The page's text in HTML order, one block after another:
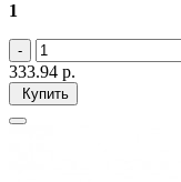
1
333.94 р.
Купить